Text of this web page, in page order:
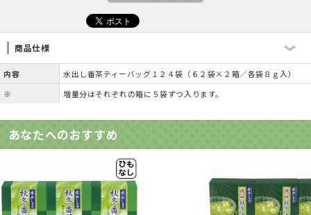
商品仕様
内容
水出し番茶ティーバッグ１２４袋（６２袋×２箱／各袋８ｇ入）
※
増量分はそれぞれの箱に５袋ずつ入ります。
あなたへのおすすめ